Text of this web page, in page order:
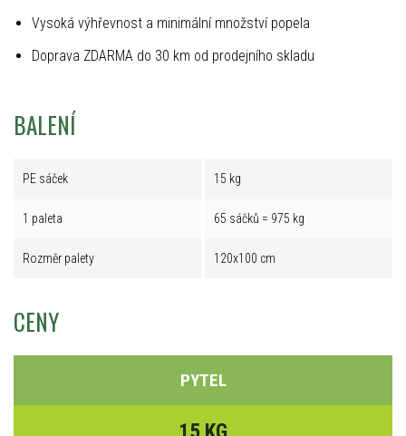
Vysoká výhřevnost a minimální množství popela
Doprava ZDARMA do 30 km od prodejního skladu
BALENÍ
PE sáček 15 kg
1 paleta 65 sáčků = 975 kg
Rozměr palety 120x100 cm
CENY
PYTEL